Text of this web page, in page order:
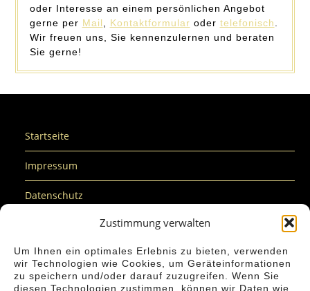
Zustimmung verwalten
Um Ihnen ein optimales Erlebnis zu bieten, verwenden
wir Technologien wie Cookies, um Geräteinformationen
zu speichern und/oder darauf zuzugreifen. Wenn Sie
diesen Technologien zustimmen, können wir Daten wie
oder Interesse an einem persönlichen Angebot
gerne per Mail Kontaktformular oder telefonisch
Wir freuen uns, Sie kennenzulernen und beraten
Sie gerne!
Startseite
Impressum
Datenschutz
Cookie-Richtlinie (EU)
Nachhaltigkeit
Barrierefreiheit